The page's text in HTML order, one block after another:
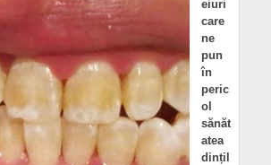
eiuri
care
ne
pun
în
peric
ol
sănăt
atea
dințil